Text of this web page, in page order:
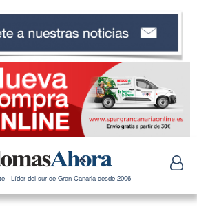
· Líder del sur de Gran Canaria desde 2006